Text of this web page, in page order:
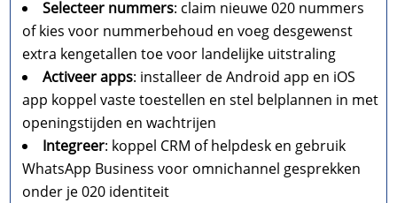
Selecteer nummers: claim nieuwe 020 nummers
of kies voor nummerbehoud en voeg desgewenst
extra kengetallen toe voor landelijke uitstraling
Activeer apps: installeer de Android app en iOS
app koppel vaste toestellen en stel belplannen in met
openingstijden en wachtrijen
Integreer: koppel CRM of helpdesk en gebruik
WhatsApp Business voor omnichannel gesprekken
onder je 020 identiteit